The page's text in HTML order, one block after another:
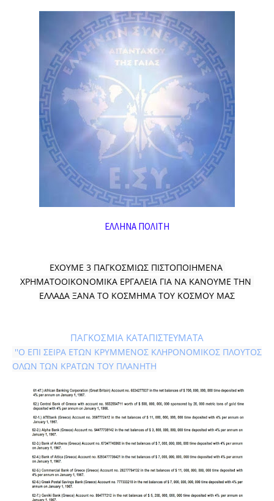
ΕΛΛΗΝΑ ΠΟΛΙΤΗ
ΕΧΟΥΜΕ 3 ΠΑΓΚΟΣΜΙΩΣ ΠΙΣΤΟΠΟΙΗΜΕΝΑ
ΧΡΗΜΑΤΟΟΙΚΟΝΟΜΙΚΑ ΕΡΓΑΛΕΙΑ ΓΙΑ ΝΑ ΚΑΝΟΥΜΕ ΤΗΝ
ΕΛΛΑΔΑ ΞΑΝΑ ΤΟ ΚΟΣΜΗΜΑ ΤΟΥ ΚΟΣΜΟΥ ΜΑΣ
ΠΑΓΚΟΣΜΙΑ ΚΑΤΑΠΙΣΤΕΥΜΑΤΑ
ΟΛΩΝ ΤΩΝ ΚΡΑΤΩΝ ΤΟΥ ΠΛΑΝΗΤΗ